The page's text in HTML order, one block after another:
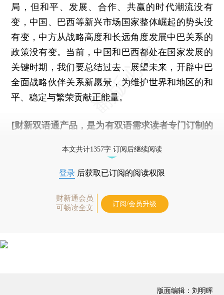
局，但和平、发展、合作、共赢的时代潮流没有
变，中国、巴西等新兴市场国家整体崛起的势头没
有变，中方从战略高度和长远角度发展中巴关系的
政策没有变。当前，中国和巴西都处在国家发展的
关键时期，我们要总结过去、展望未来，开辟中巴
全面战略伙伴关系新愿景，为维护世界和地区的和
平、稳定与繁荣贡献正能量。
[财新双语通产品，是为有双语需求读者专门订制的
本文共计1357字 订阅后继续阅读
登录 后获取已订阅的阅读权限
财新通会员
可畅读全文
订阅/会员升级
版面编辑：刘明晖